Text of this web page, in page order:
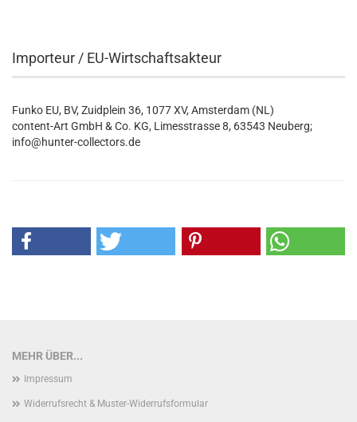
Importeur / EU-Wirtschaftsakteur
Funko EU, BV, Zuidplein 36, 1077 XV, Amsterdam (NL)
content-Art GmbH & Co. KG, Limesstrasse 8, 63543 Neuberg;
info@hunter-collectors.de
MEHR ÜBER...
Impressum
Widerrufsrecht & Muster-Widerrufsformular